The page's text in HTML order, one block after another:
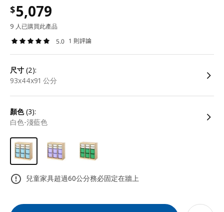
$5,079
9 人已購買此產品
5.0 1 則評論
尺寸 (2):
93x44x91 公分
顏色(3):
白色-淺藍色
兒童家具超過60公分務必固定在牆上